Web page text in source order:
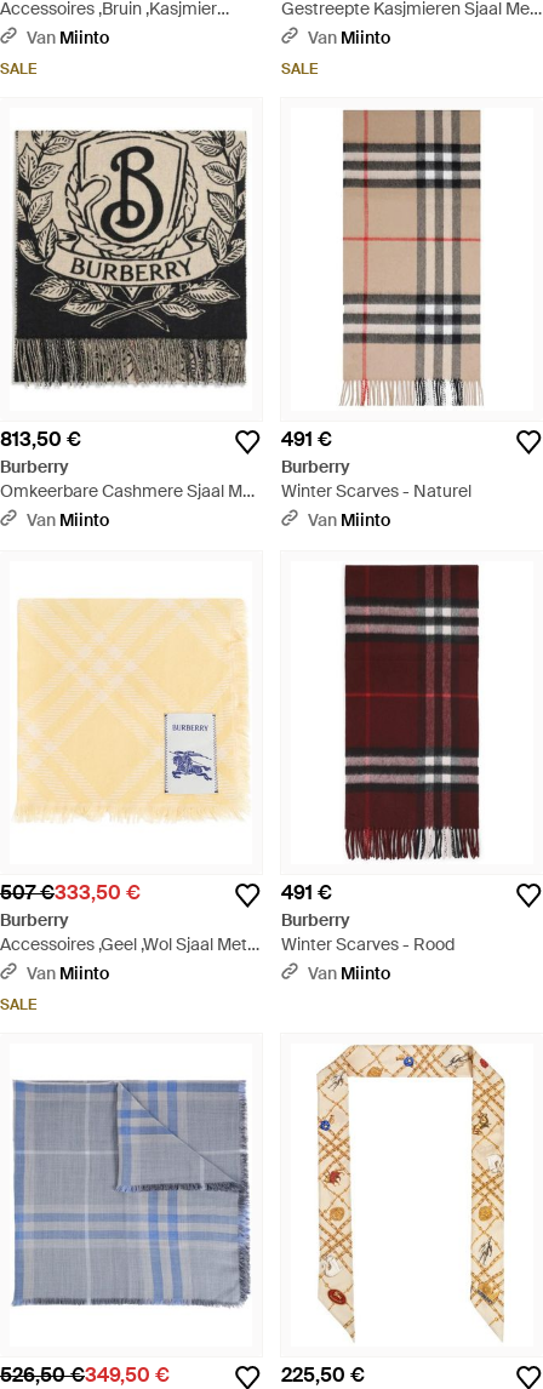
Accessoires ,Bruin ,Kasjmier
Check Cashmere Sjaal - Rood
Van Miinto
SALE
Gestreepte Kasjmieren Sjaal Met
Franjes - Naturel
Van Miinto
SALE
813,50 €
Burberry
Omkeerbare Cashmere Sjaal Met
Equestrian Knight Design - Zwart
Van Miinto
491 €
Burberry
Winter Scarves - Naturel
Van Miinto
507 €333,50 €
Burberry
Accessoires ,Geel ,Wol Sjaal Met
Logopatch - Geel
Van Miinto
SALE
491 €
Burberry
Winter Scarves - Rood
Van Miinto
526,50 €349,50 € 225,50 €